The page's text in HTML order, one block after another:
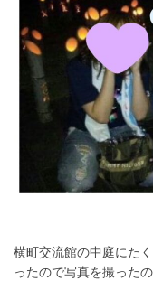
横町交流館の中庭にた
ったので写真を撮った